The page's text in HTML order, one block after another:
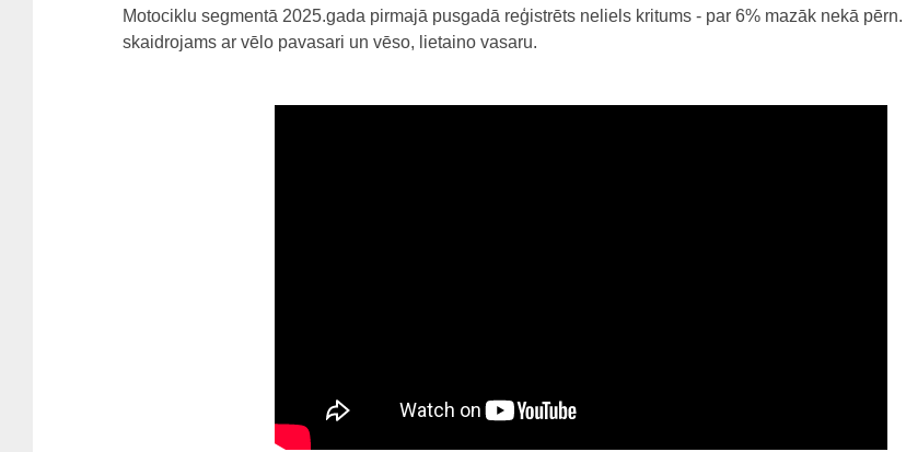
Motociklu segmentā 2025.gada pirmajā pusgadā reģistrēts neliels kritums - par 6% mazāk nekā
skaidrojams ar vēlo pavasari un vēso, lietaino vasaru.